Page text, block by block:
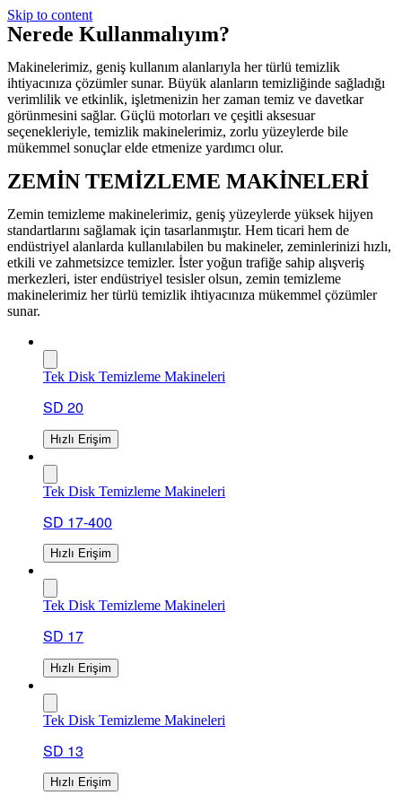
Skip to content
Nerede Kullanmalıyım?
Makinelerimiz, geniş kullanım alanlarıyla her türlü temizlik
ihtiyacınıza çözümler sunar. Büyük alanların temizliğinde sağladığı
verimlilik ve etkinlik, işletmenizin her zaman temiz ve davetkar
görünmesini sağlar. Güçlü motorları ve çeşitli aksesuar
seçenekleriyle, temizlik makinelerimiz, zorlu yüzeylerde bile
mükemmel sonuçlar elde etmenize yardımcı olur.
ZEMİN TEMİZLEME MAKİNELERİ
Zemin temizleme makinelerimiz, geniş yüzeylerde yüksek hijyen
standartlarını sağlamak için tasarlanmıştır. Hem ticari hem de
endüstriyel alanlarda kullanılabilen bu makineler, zeminlerinizi hızlı,
etkili ve zahmetsizce temizler. İster yoğun trafiğe sahip alışveriş
merkezleri, ister endüstriyel tesisler olsun, zemin temizleme
makinelerimiz her türlü temizlik ihtiyacınıza mükemmel çözümler
sunar.
Tek Disk Temizleme Makineleri
SD 20
Hızlı Erişim
Tek Disk Temizleme Makineleri
SD 17-400
Hızlı Erişim
Tek Disk Temizleme Makineleri
SD 17
Hızlı Erişim
Tek Disk Temizleme Makineleri
SD 13
Hızlı Erişim